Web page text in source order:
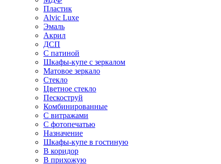
Пластик
Alvic Luxe
Эмаль
Акрил
ДСП
С патиной
Шкафы-купе с зеркалом
Матовое зеркало
Стекло
Цветное стекло
Пескоструй
Комбинированные
С витражами
С фотопечатью
Назначение
Шкафы-купе в гостиную
В коридор
В прихожую